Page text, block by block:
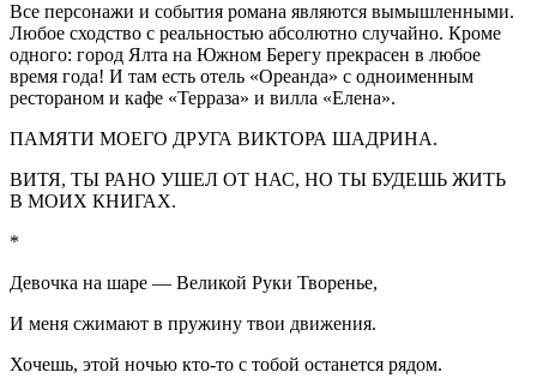
Все персонажи и события романа являются вымышленными.
Любое сходство с реальностью абсолютно случайно. Кроме
одного: город Ялта на Южном Берегу прекрасен в любое
время года! И там есть отель «Ореанда» с одноименным
рестораном и кафе «Терраза» и вилла «Елена».
ПАМЯТИ МОЕГО ДРУГА ВИКТОРА ШАДРИНА.
ВИТЯ, ТЫ РАНО УШЕЛ ОТ НАС, НО ТЫ БУДЕШЬ ЖИТЬ
В МОИХ КНИГАХ.
*
Девочка на шаре — Великой Руки Творенье,
И меня сжимают в пружину твои движения.
Хочешь, этой ночью кто-то с тобой останется рядом.